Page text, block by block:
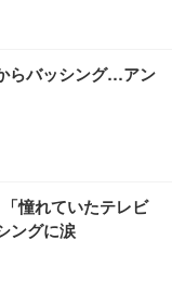
らバッシング…アン
憧れていたテレビ
ングに涙